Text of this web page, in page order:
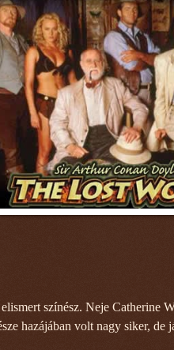
színész. Neje Catherine
hazájában volt nagy siker,